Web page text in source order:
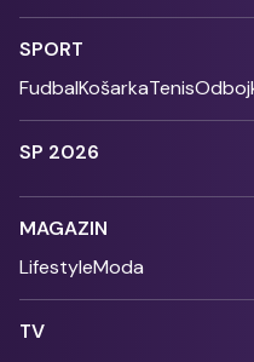
SPORT
FudbalKošarkaTenis
SP 2026
MAGAZIN
LifestyleModa
TV